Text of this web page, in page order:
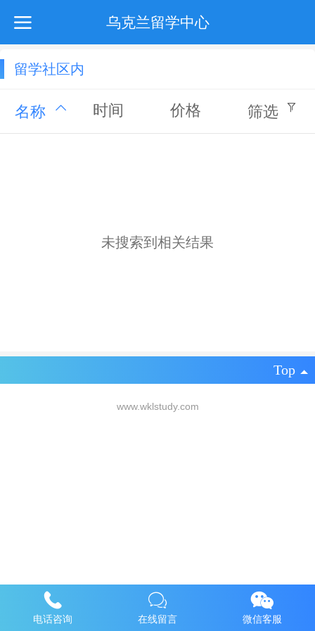
乌克兰留学中心
留学社区内
名称 时间 价格 筛选
未搜索到相关结果
Top
www.wklstudy.com
电话咨询 在线留言 微信客服